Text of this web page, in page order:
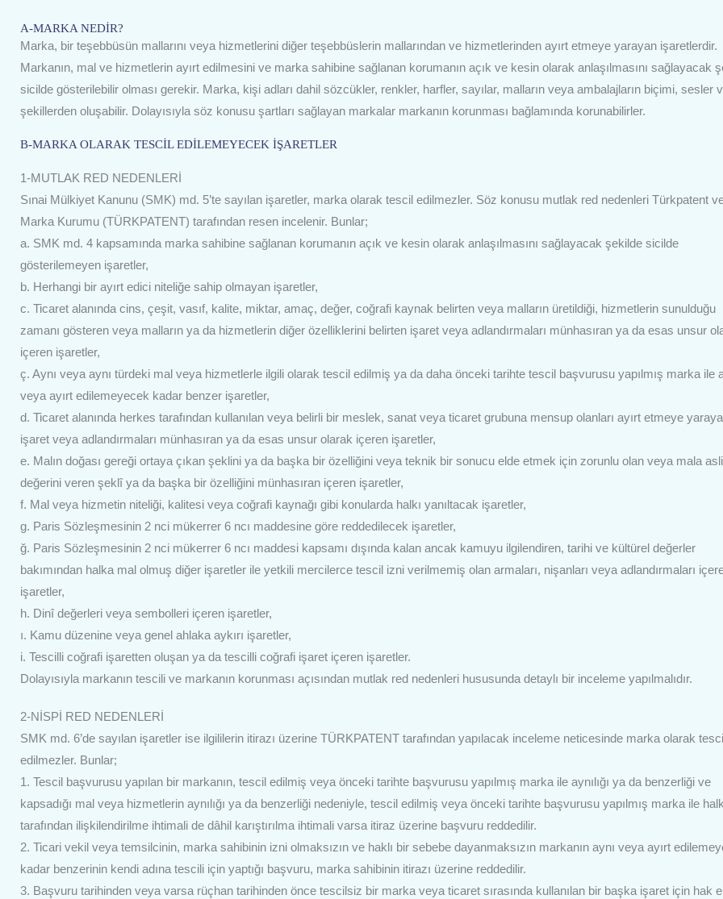
A-MARKA NEDİR?
Marka, bir teşebbüsün mallarını veya hizmetlerini diğer teşebbüslerin mallarından ve hizmetlerinden ayırt etmeye yarayan işaretlerdir.
Markanın, mal ve hizmetlerin ayırt edilmesini ve marka sahibine sağlanan korumanın açık ve kesin olarak anlaşılmasını sağlayacak
sicilde gösterilebilir olması gerekir. Marka, kişi adları dahil sözcükler, renkler, harfler, sayılar, malların veya ambalajların biçimi, sesler
şekillerden oluşabilir. Dolayısıyla söz konusu şartları sağlayan markalar markanın korunması bağlamında korunabilirler.
B-MARKA OLARAK TESCİL EDİLEMEYECEK İŞARETLER
1-MUTLAK RED NEDENLERİ
Sınai Mülkiyet Kanunu (SMK) md. 5’te sayılan işaretler, marka olarak tescil edilmezler. Söz konusu mutlak red nedenleri Türkpatent
Marka Kurumu (TÜRKPATENT) tarafından resen incelenir. Bunlar;
a. SMK md. 4 kapsamında marka sahibine sağlanan korumanın açık ve kesin olarak anlaşılmasını sağlayacak şekilde sicilde
gösterilemeyen işaretler,
b. Herhangi bir ayırt edici niteliğe sahip olmayan işaretler,
c. Ticaret alanında cins, çeşit, vasıf, kalite, miktar, amaç, değer, coğrafi kaynak belirten veya malların üretildiği, hizmetlerin sunulduğu
zamanı gösteren veya malların ya da hizmetlerin diğer özelliklerini belirten işaret veya adlandırmaları münhasıran ya da esas unsur
içeren işaretler,
ç. Aynı veya aynı türdeki mal veya hizmetlerle ilgili olarak tescil edilmiş ya da daha önceki tarihte tescil başvurusu yapılmış marka ile
veya ayırt edilemeyecek kadar benzer işaretler,
d. Ticaret alanında herkes tarafından kullanılan veya belirli bir meslek, sanat veya ticaret grubuna mensup olanları ayırt etmeye
işaret veya adlandırmaları münhasıran ya da esas unsur olarak içeren işaretler,
e. Malın doğası gereği ortaya çıkan şeklini ya da başka bir özelliğini veya teknik bir sonucu elde etmek için zorunlu olan veya mala asli
değerini veren şeklî ya da başka bir özelliğini münhasıran içeren işaretler,
f. Mal veya hizmetin niteliği, kalitesi veya coğrafi kaynağı gibi konularda halkı yanıltacak işaretler,
g. Paris Sözleşmesinin 2 nci mükerrer 6 ncı maddesine göre reddedilecek işaretler,
ğ. Paris Sözleşmesinin 2 nci mükerrer 6 ncı maddesi kapsamı dışında kalan ancak kamuyu ilgilendiren, tarihi ve kültürel değerler
bakımından halka mal olmuş diğer işaretler ile yetkili mercilerce tescil izni verilmemiş olan armaları, nişanları veya adlandırmaları
işaretler,
h. Dinî değerleri veya sembolleri içeren işaretler,
ı. Kamu düzenine veya genel ahlaka aykırı işaretler,
i. Tescilli coğrafi işaretten oluşan ya da tescilli coğrafi işaret içeren işaretler.
Dolayısıyla markanın tescili ve markanın korunması açısından mutlak red nedenleri hususunda detaylı bir inceleme yapılmalıdır.
2-NİSPİ RED NEDENLERİ
SMK md. 6’de sayılan işaretler ise ilgililerin itirazı üzerine TÜRKPATENT tarafından yapılacak inceleme neticesinde marka olarak tescil
edilmezler. Bunlar;
1. Tescil başvurusu yapılan bir markanın, tescil edilmiş veya önceki tarihte başvurusu yapılmış marka ile aynılığı ya da benzerliği ve
kapsadığı mal veya hizmetlerin aynılığı ya da benzerliği nedeniyle, tescil edilmiş veya önceki tarihte başvurusu yapılmış marka ile halk
tarafından ilişkilendirilme ihtimali de dâhil karıştırılma ihtimali varsa itiraz üzerine başvuru reddedilir.
2. Ticari vekil veya temsilcinin, marka sahibinin izni olmaksızın ve haklı bir sebebe dayanmaksızın markanın aynı veya ayırt
kadar benzerinin kendi adına tescili için yaptığı başvuru, marka sahibinin itirazı üzerine reddedilir.
3. Başvuru tarihinden veya varsa rüçhan tarihinden önce tescilsiz bir marka veya ticaret sırasında kullanılan bir başka işaret için hak